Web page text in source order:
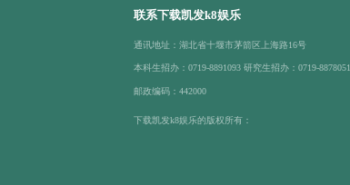
联系下载凯发k8娱乐
通讯地址：湖北省十堰市茅箭区上海路16号
本科生招办：0719-8891093 研究生招办：0719-8878051
邮政编码：442000
下载凯发k8娱乐的版权所有：